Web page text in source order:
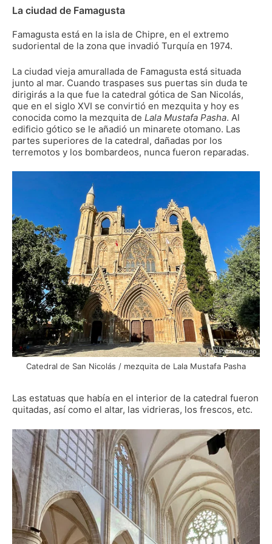
La ciudad de Famagusta
Famagusta está en la isla de Chipre, en el extremo
sudoriental de la zona que invadió Turquía en 1974.
La ciudad vieja amurallada de Famagusta está situada
junto al mar. Cuando traspases sus puertas sin duda te
dirigirás a la que fue la catedral gótica de San Nicolás,
que en el siglo XVI se convirtió en mezquita y hoy es
conocida como la mezquita de Lala Mustafa Pasha. Al
edificio gótico se le añadió un minarete otomano. Las
partes superiores de la catedral, dañadas por los
terremotos y los bombardeos, nunca fueron reparadas.
Catedral de San Nicolás / mezquita de Lala Mustafa Pasha
Las estatuas que había en el interior de la catedral fueron
quitadas, así como el altar, las vidrieras, los frescos, etc.